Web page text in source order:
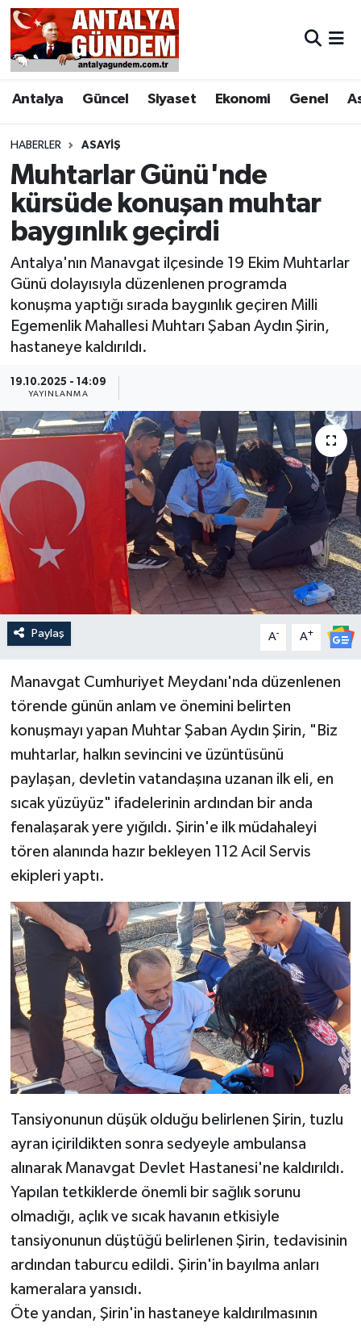
Antalya Güncel Siyaset Ekonomi Genel
HABERLER ASAYIŞ
Muhtarlar Günü'nde
kürsüde konuşan muhtar
baygınlık geçirdi
Antalya'nın Manavgat ilçesinde 19 Ekim Muhtarlar
Günü dolayısıyla düzenlenen programda
konuşma yaptığı sırada baygınlık geçiren Milli
Egemenlik Mahallesi Muhtarı Şaban Aydın Şirin,
hastaneye kaldırıldı.
19.10.2025 - 14:09
YAYINLANMA
Paylaş A- A+
Manavgat Cumhuriyet Meydanı'nda düzenlenen
törende günün anlam ve önemini belirten
konuşmayı yapan Muhtar Şaban Aydın Şirin, "Biz
muhtarlar, halkın sevincini ve üzüntüsünü
paylaşan, devletin vatandaşına uzanan ilk eli, en
sıcak yüzüyüz" ifadelerinin ardından bir anda
fenalaşarak yere yığıldı. Şirin'e ilk müdahaleyi
tören alanında hazır bekleyen 112 Acil Servis
ekipleri yaptı.
Tansiyonunun düşük olduğu belirlenen Şirin, tuzlu
ayran içirildikten sonra sedyeyle ambulansa
alınarak Manavgat Devlet Hastanesi'ne kaldırıldı.
Yapılan tetkiklerde önemli bir sağlık sorunu
olmadığı, açlık ve sıcak havanın etkisiyle
tansiyonunun düştüğü belirlenen Şirin, tedavisinin
ardından taburcu edildi. Şirin'in bayılma anları
kameralara yansıdı.
Öte yandan, Şirin'in hastaneye kaldırılmasının
Antalya
Asayiş
Bilim & Teknoloji
Bölge
EĞİTİM
Ekonomi
Genel
Görüntülü Haber
Güncel
Kültür & Sanat
Magazin
Resmi İlan
Sağlık & Yaşam
Spor
Antalya Nöbetçi Eczaneler
Antalya Hava Durumu
Antalya Namaz Vakitleri
Antalya Trafik Yoğunluk Haritası
Süper Lig Puan Durumu ve Fikstür
Tüm Manşetler
Son Dakika Haberleri
Haber Arşivi